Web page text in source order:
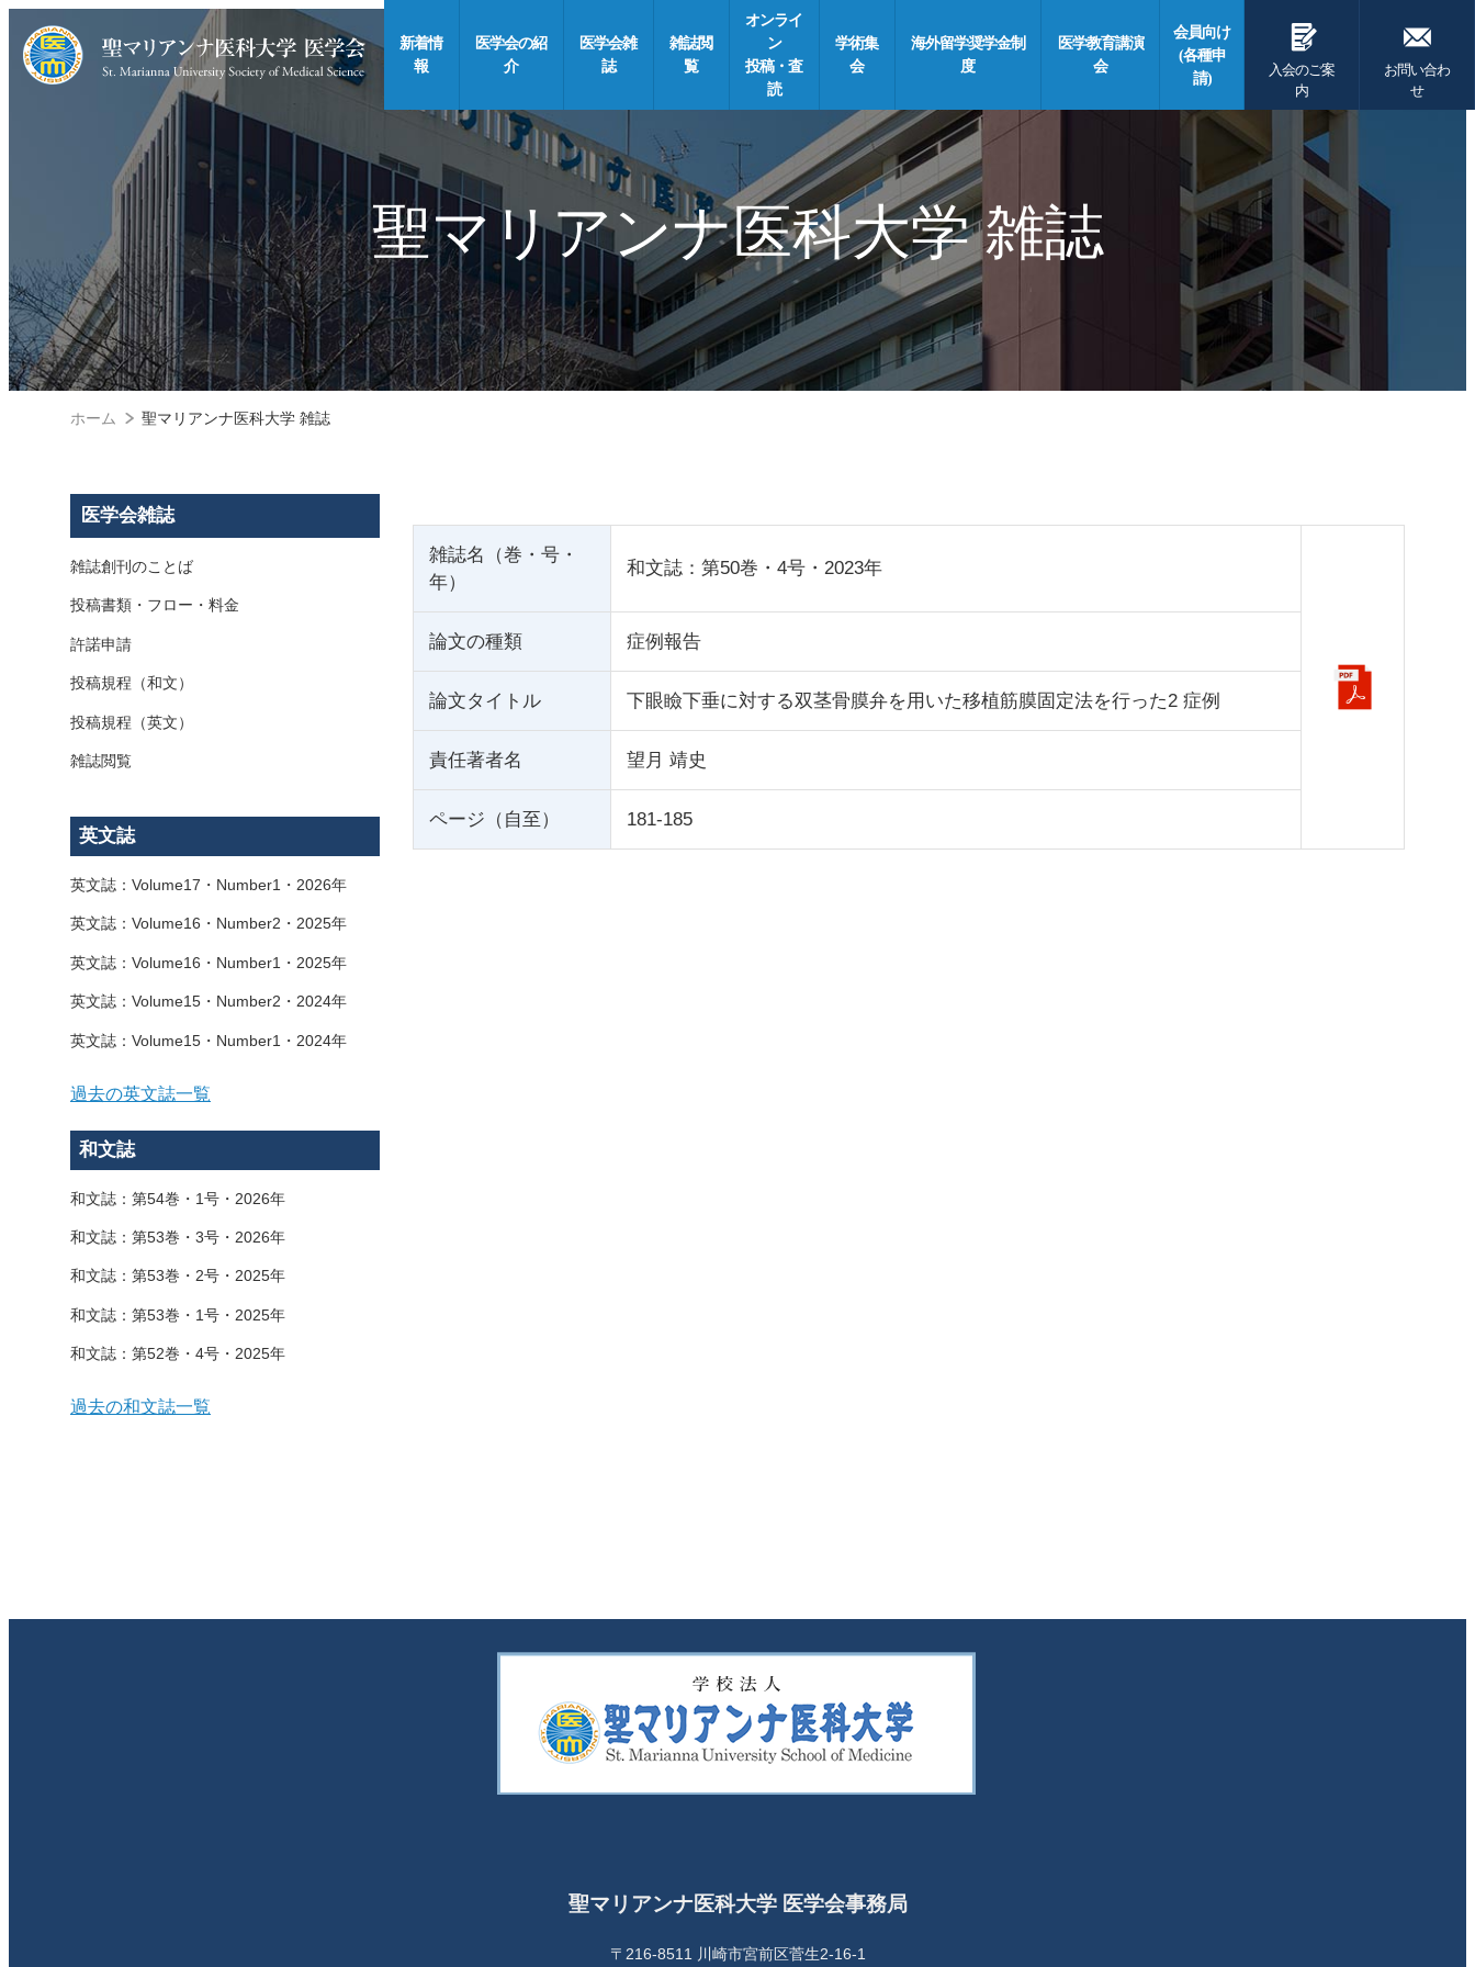
新着情
報
医学会の紹
介
医学会雑
誌
雑誌閲
覧
オンライ
ン
投稿・査
読
学術集
会
海外留学奨学金制
度
医学教育講演
会
会員向け
(各種申
請)
G
入会のご案
内
F
お問い合わ
せ
聖マリアンナ医科大学 雑誌
ホーム 聖マリアンナ医科大学 雑誌
雑誌名（巻・号・
年）
和文誌：第50巻・4号・2023年
論文の種類 症例報告
論文タイトル 下眼瞼下垂に対する双茎骨膜弁を用いた移植筋膜固定法を行った2 症例
責任著者名 望月 靖史
ページ（自至） 181-185
医学会雑誌
雑誌創刊のことば
投稿書類・フロー・料金
許諾申請
投稿規程（和文）
投稿規程（英文）
雑誌閲覧
英文誌
英文誌：Volume17・Number1・2026年
英文誌：Volume16・Number2・2025年
英文誌：Volume16・Number1・2025年
英文誌：Volume15・Number2・2024年
英文誌：Volume15・Number1・2024年
過去の英文誌一覧
和文誌
和文誌：第54巻・1号・2026年
和文誌：第53巻・3号・2026年
和文誌：第53巻・2号・2025年
和文誌：第53巻・1号・2025年
和文誌：第52巻・4号・2025年
過去の和文誌一覧
聖マリアンナ医科大学 医学会事務局
〒216-8511 川崎市宮前区菅生2-16-1